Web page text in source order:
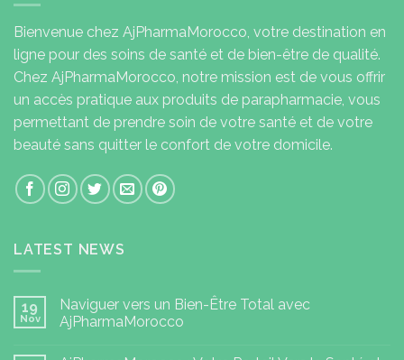
Bienvenue chez AjPharmaMorocco, votre destination en
ligne pour des soins de santé et de bien-être de qualité.
Chez AjPharmaMorocco, notre mission est de vous offrir
un accès pratique aux produits de parapharmacie, vous
permettant de prendre soin de votre santé et de votre
beauté sans quitter le confort de votre domicile.
LATEST NEWS
19
Nov
Naviguer vers un Bien-Être Total avec
AjPharmaMorocco